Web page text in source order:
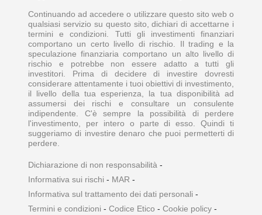
Continuando ad accedere o utilizzare questo sito web o
qualsiasi servizio su questo sito, dichiari di accettarne i
termini e condizioni. Tutti gli investimenti finanziari
comportano un certo livello di rischio. Il trading e la
speculazione finanziaria comportano un alto livello di
rischio e potrebbe non essere adatto a tutti gli
investitori. Prima di decidere di investire dovresti
considerare attentamente i tuoi obiettivi di investimento,
il livello della tua esperienza, la tua disponibilità ad
assumersi dei rischi e consultare un consulente
indipendente. C'è sempre la possibilità di perdere
l'investimento, per intero o parte di esso. Quindi ti
suggeriamo di investire denaro che puoi permetterti di
perdere.
Dichiarazione di non responsabilità -
Informativa sui rischi - MAR -
Informativa sul trattamento dei dati personali -
Termini e condizioni - Codice Etico - Cookie policy -